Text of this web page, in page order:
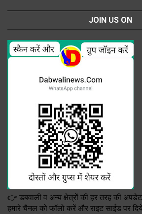
JOIN US ON
👉 डबवाली व अन्य क्षेत्रों की हर तरह की
हमारे चैनल को फॉलो करें और राइट साईड पर